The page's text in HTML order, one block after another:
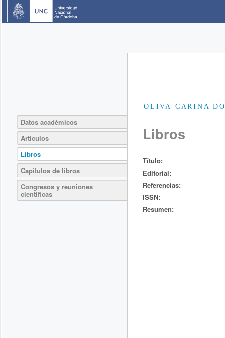
OLIVA CARINA
Datos académicos
Artículos
Libros
Capítulos de libros
Congresos y reuniones
científicas
Libros
Título:
Editorial:
Referencias:
ISSN:
Resumen: